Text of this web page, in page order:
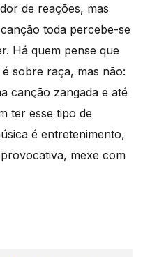
de reações, mas
toda percebe-se
Há quem pense que
sobre raça, mas não:
canção zangada e até
ter esse tipo de
é entretenimento,
mexe com